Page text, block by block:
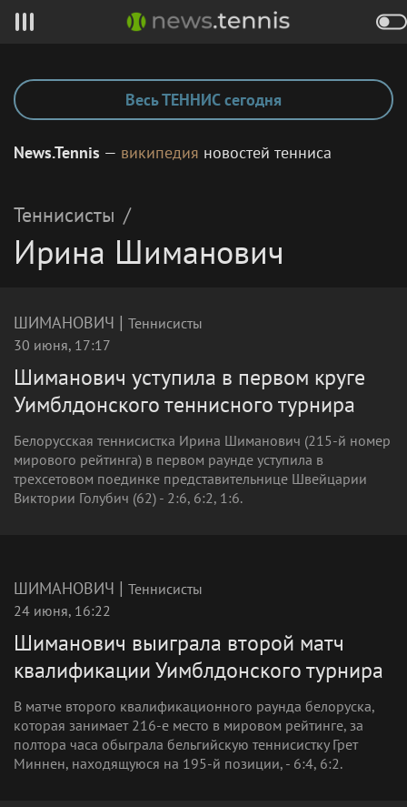
Весь ТЕННИС сегодня
News.Tennis — википедия новостей тенниса
Теннисисты /
Ирина Шиманович
ШИМАНОВИЧ | Теннисисты
30 июня, 17:17
Шиманович уступила в первом круге
Уимблдонского теннисного турнира
Белорусская теннисистка Ирина Шиманович (215-й номер
мирового рейтинга) в первом раунде уступила в
трехсетовом поединке представительнице Швейцарии
Виктории Голубич (62) - 2:6, 6:2, 1:6.
ШИМАНОВИЧ | Теннисисты
24 июня, 16:22
Шиманович выиграла второй матч
квалификации Уимблдонского турнира
В матче второго квалификационного раунда белоруска,
которая занимает 216-е место в мировом рейтинге, за
полтора часа обыграла бельгийскую теннисистку Грет
Миннен, находящуюся на 195-й позиции, - 6:4, 6:2.